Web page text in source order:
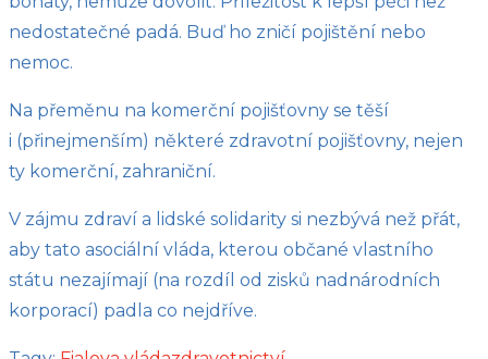
nedostatečné padá. Buď ho zničí pojištění nebo
nemoc.
Na přeměnu na komerční pojišťovny se těší
i (přinejmenším) některé zdravotní pojišťovny, nejen
ty komerční, zahraniční.
V zájmu zdraví a lidské solidarity si nezbývá než přát,
aby tato asociální vláda, kterou občané vlastního
státu nezajímají (na rozdíl od zisků nadnárodních
korporací) padla co nejdříve.